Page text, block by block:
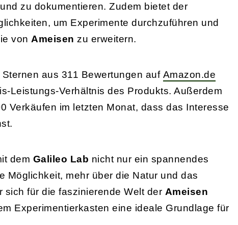
zu dokumentieren. Zudem bietet der
um Experimente durchzuführen und
von Ameisen zu erweitern.
aus 311 Bewertungen auf Amazon.de
Leistungs-Verhältnis des Produkts. Außerdem
Verkäufen im letzten Monat, dass das Interesse
dem Galileo Lab nicht nur ein spannendes
Möglichkeit, mehr über die Natur und das
sich für die faszinierende Welt der Ameisen
Experimentierkasten eine ideale Grundlage für